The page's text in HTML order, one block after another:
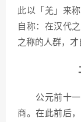
此以「羌」来
自称：在汉代
之称的人群，才
公元前十一
商。在此前后